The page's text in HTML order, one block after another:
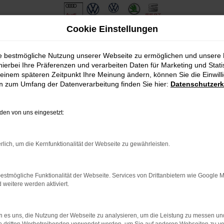
bestimmter Seiten verhindern. Funktioniert die Seite in
dem neuesten Stand sind.
kann auch dazu führen, dass bestimmte Funktionen nicht
Cookie Einstellungen
bestmögliche Nutzung unserer Webseite zu ermöglichen und unsere
Ihre Präferenzen und verarbeiten Daten für Marketing und
späteren Zeitpunkt Ihre Meinung ändern, können Sie die
zum Umfang der Datenverarbeitung finden Sie hier:
von uns eingesetzt:
um die Kernfunktionalität der Webseite zu gewährleisten.
Funktionalität der Webseite. Services von Drittanbietern wie Google
weitere werden aktiviert.
es uns, die Nutzung der Webseite zu analysieren, um die Leistung zu messen